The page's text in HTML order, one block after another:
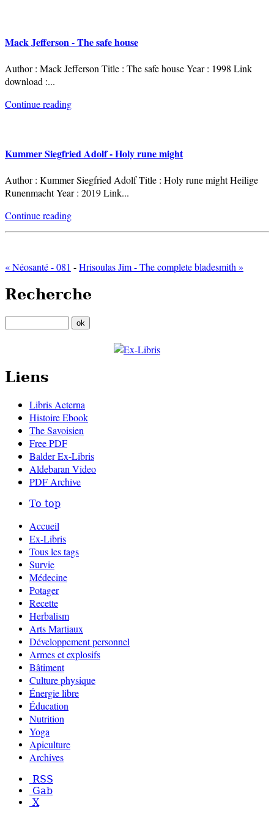
Mack Jefferson - The safe house
Author : Mack Jefferson Title : The safe house Year : 1998 Link
download :...
Continue reading
Kummer Siegfried Adolf - Holy rune might
Author : Kummer Siegfried Adolf Title : Holy rune might Heilige
Runenmacht Year : 2019 Link...
Continue reading
« Néosanté - 081 -Hrisoulas Jim - The complete bladesmith »
Recherche
Liens
Libris Aeterna
Histoire Ebook
The Savoisien
Free PDF
Balder Ex-Libris
Aldebaran Video
PDF Archive
To top
Accueil
Ex-Libris
Tous les tags
Survie
Médecine
Potager
Recette
Herbalism
Arts Martiaux
Développement personnel
Armes et explosifs
Bâtiment
Culture physique
Énergie libre
Éducation
Nutrition
Yoga
Apiculture
Archives
RSS
Gab
X